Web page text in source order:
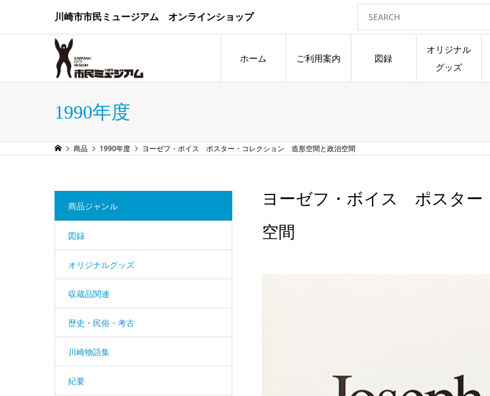
川崎市市民ミュージアム オンラインショップ
ホーム ご利用案内 図録
オリジナル
グッズ
1990年度
商品 1990年度 ヨーゼフ・ボイス ポスター・コレクション 造形空間と政治空間
ヨーゼフ・ボイス ポスタ
空間
商品ジャンル
図録
オリジナルグッズ
収蔵品関連
歴史・民俗・考古
川崎物語集
紀要